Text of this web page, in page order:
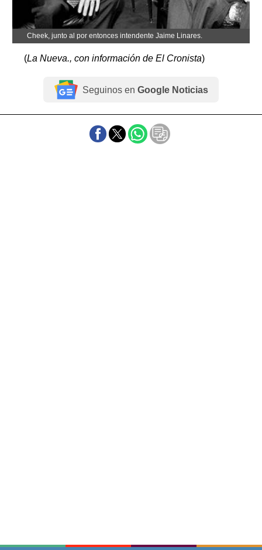
Cheek, junto al por entonces intendente Jaime Linares.
(La Nueva., con información de El Cronista)
Seguinos en Google Noticias